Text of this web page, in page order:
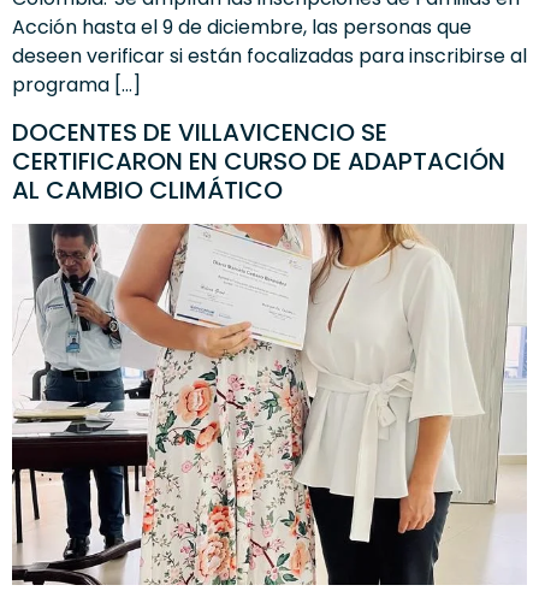
Acción hasta el 9 de diciembre, las personas que
deseen verificar si están focalizadas para inscribirse al
programa […]
DOCENTES DE VILLAVICENCIO SE
CERTIFICARON EN CURSO DE ADAPTACIÓN
AL CAMBIO CLIMÁTICO